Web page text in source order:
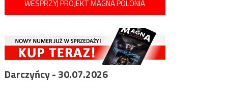
WESPRZYJ PROJEKT MAGNA POLONIA
Darczyńcy - 30.07.2026